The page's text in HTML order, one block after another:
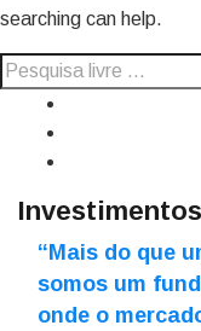
searching can help.
Investimentos
“Mais do que
somos um
onde o